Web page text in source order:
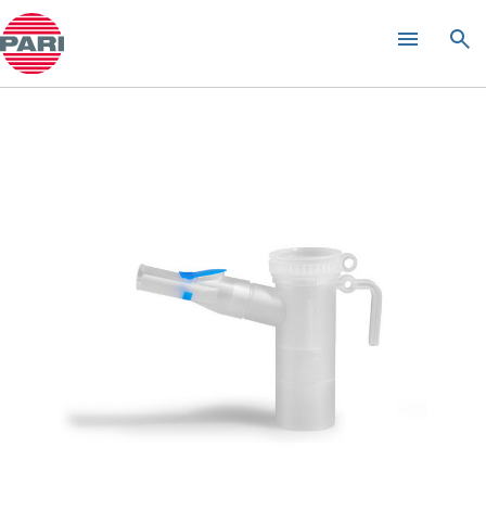
Open Submenu
PARI LCD 喷雾器